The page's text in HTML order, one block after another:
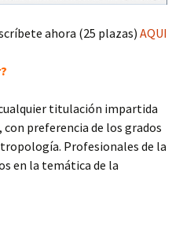
ahora (25 plazas) AQUI
titulación impartida
con preferencia de los grados
Profesionales de la
en la temática de la